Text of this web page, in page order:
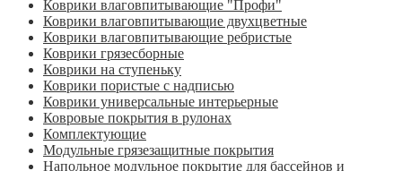
Коврики влаговпитывающие "Профи"
Коврики влаговпитывающие двухцветные
Коврики влаговпитывающие ребристые
Коврики грязесборные
Коврики на ступеньку
Коврики пористые с надписью
Коврики универсальные интерьерные
Ковровые покрытия в рулонах
Комплектующие
Модульные грязезащитные покрытия
Напольное модульное покрытие для бассейнов и